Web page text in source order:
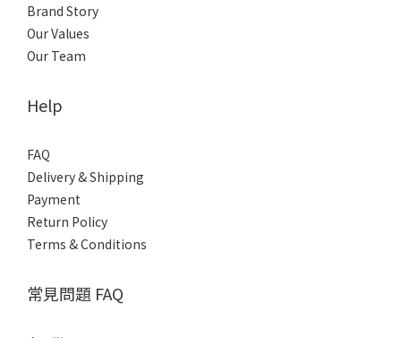
Brand Story
Our Values
Our Team
Help
FAQ
Delivery & Shipping
Payment
Return Policy
Terms & Conditions
常見問題 FAQ